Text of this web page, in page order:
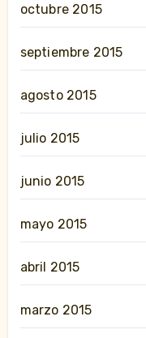
octubre 2015
septiembre 2015
agosto 2015
julio 2015
junio 2015
mayo 2015
abril 2015
marzo 2015